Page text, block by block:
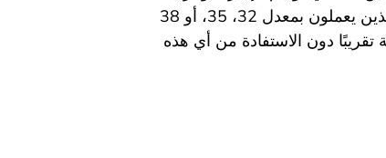
أخرى، فقد يشعر الموظفون العاملون بدوام جزئي، وخاصةً الذين يعملون بمعدل 32، 35، أو 38
دون الاستفادة من أي هذه